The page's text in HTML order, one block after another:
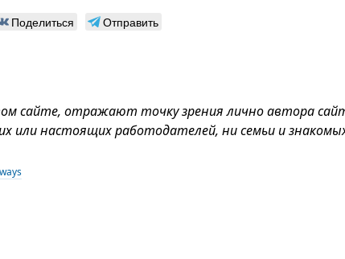
Поделиться Отправить
сайте, отражают точку зрения лично автора
или настоящих работодателей, ни семьи и